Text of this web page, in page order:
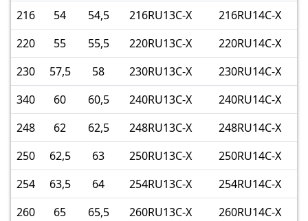
216
54 54,5 216RU13C-X
216RU14C-X
220
55 55,5 220RU13C-X
220RU14C-X
230
57,5 58 230RU13C-X
230RU14C-X
340
60 60,5 240RU13C-X
240RU14C-X
248
62 62,5 248RU13C-X
248RU14C-X
250
62,5 63 250RU13C-X
250RU14C-X
254
63,5 64 254RU13C-X
254RU14C-X
260
65 65,5 260RU13C-X
260RU14C-X